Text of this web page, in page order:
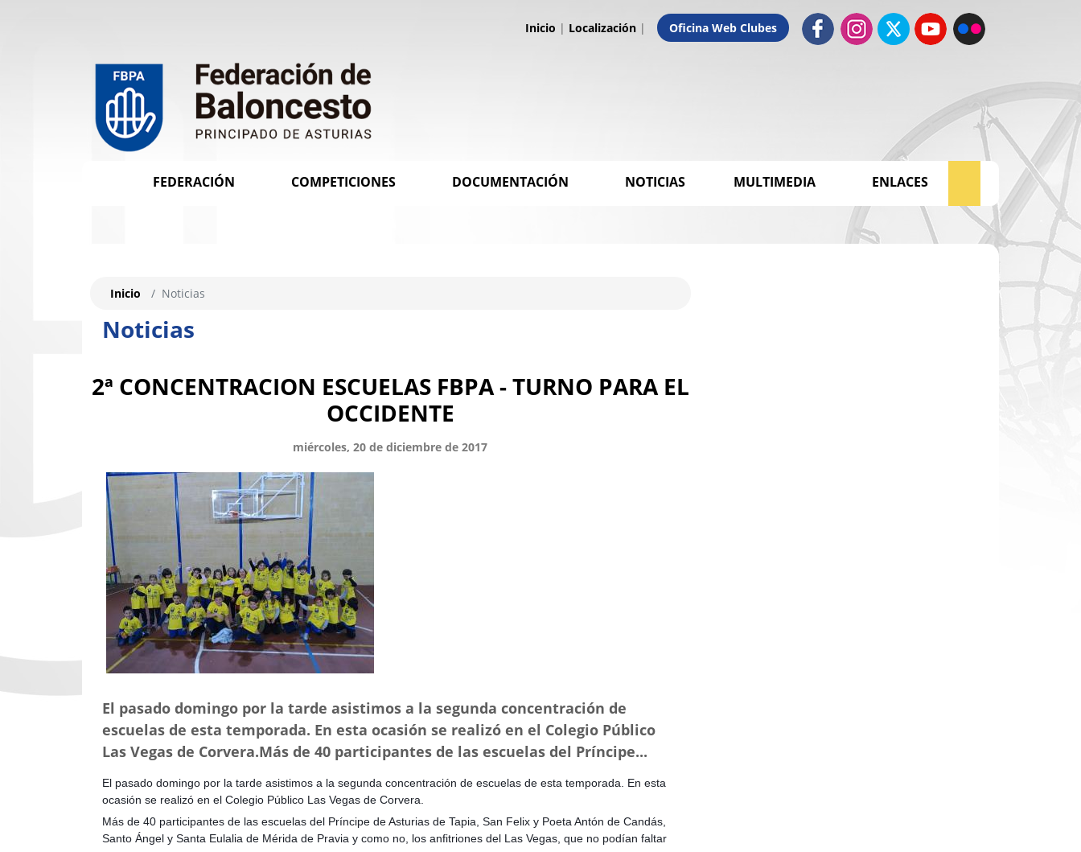
Inicio | Localización | Oficina Web Clubes
FEDERACIÓN COMPETICIONES DOCUMENTACIÓN NOTICIAS MULTIMEDIA ENLACES
Noticias
Inicio Noticias
2ª CONCENTRACION ESCUELAS FBPA - TURNO PARA EL
OCCIDENTE
miércoles, 20 de diciembre de 2017
El pasado domingo por la tarde asistimos a la segunda concentración de
escuelas de esta temporada. En esta ocasión se realizó en el Colegio Público
Las Vegas de Corvera.Más de 40 participantes de las escuelas del Príncipe...
El pasado domingo por la tarde asistimos a la segunda concentración de escuelas de esta temporada. En esta
ocasión se realizó en el Colegio Público Las Vegas de Corvera.
Más de 40 participantes de las escuelas del Príncipe de Asturias de Tapia, San Felix y Poeta Antón de Candás,
Santo Ángel y Santa Eulalia de Mérida de Pravia y como no, los anfitriones del Las Vegas, que no podían faltar